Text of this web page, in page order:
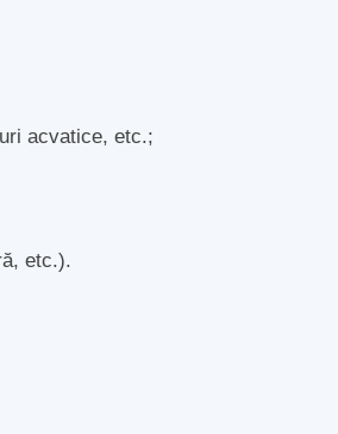
acvatice, etc.;
etc.).